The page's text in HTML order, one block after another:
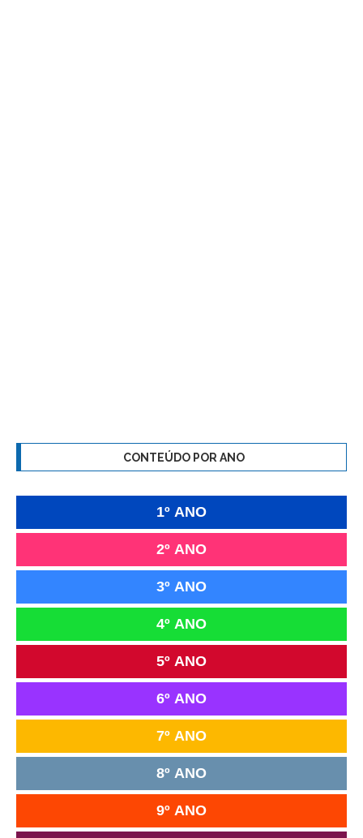
CONTEÚDO POR ANO
1º ANO
2º ANO
3º ANO
4º ANO
5º ANO
6º ANO
7º ANO
8º ANO
9º ANO